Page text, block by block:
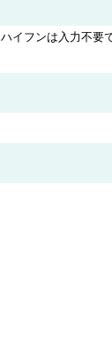
ハイフンは入力不要